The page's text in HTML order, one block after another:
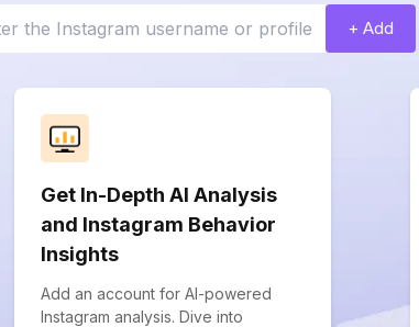
+ Add
Get In-Depth AI Analysis
and Instagram Behavior
Insights
Add an account for AI-powered
Instagram analysis. Dive into